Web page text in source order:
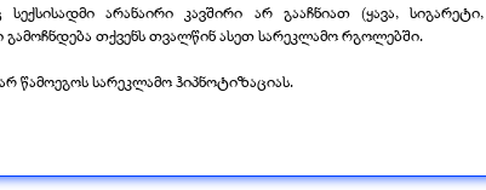
არანაირი კავშირი არ გააჩნიათ (ყავა,
გამოჩნდება თქვენს თვალწინ ასეთ სარეკლამო რგოლებში.
წამოეგოს სარეკლამო ჰიპნოტიზაციას.